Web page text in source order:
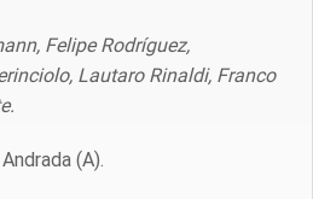
Felipe Rodríguez,
Lautaro Rinaldi, Franco
(A).